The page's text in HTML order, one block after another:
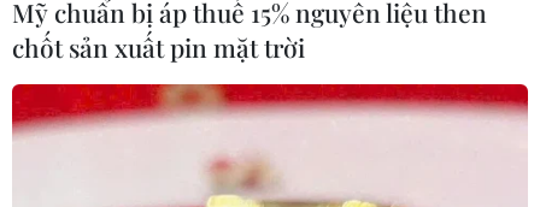
Xem thêm
Mỹ chuẩn bị áp thuế 15% nguyên liệu then
chốt sản xuất pin mặt trời